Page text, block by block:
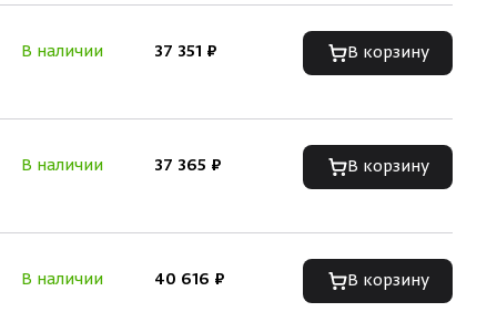
В наличии 37 351 ₽ В корзину
В наличии 37 365 ₽ В корзину
В наличии 40 616 ₽ В корзину